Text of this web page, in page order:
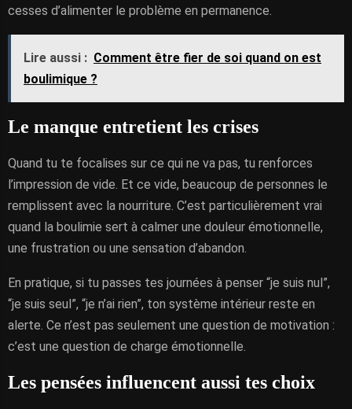
cesses d’alimenter le problème en permanence.
Lire aussi : Comment être fier de soi quand on est
boulimique ?
Le manque entretient les crises
Quand tu te focalises sur ce qui ne va pas, tu renforces
l’impression de vide. Et ce vide, beaucoup de personnes le
remplissent avec la nourriture. C’est particulièrement vrai
quand la boulimie sert à calmer une douleur émotionnelle,
une frustration ou une sensation d’abandon.
En pratique, si tu passes tes journées à penser “je suis nul”,
“je suis seul”, “je n’ai rien”, ton système intérieur reste en
alerte. Ce n’est pas seulement une question de motivation :
c’est une question de charge émotionnelle.
Les pensées influencent aussi tes choix